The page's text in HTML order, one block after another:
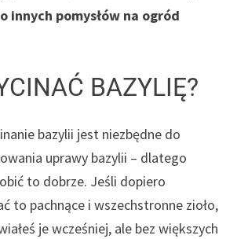
innych pomysłów na ogród
BAZYLIĘ?
bazylii jest niezbędne do
uprawy bazylii – dlatego
to dobrze. Jeśli dopiero
to pachnące i wszechstronne zioło,
je wcześniej, ale bez większych